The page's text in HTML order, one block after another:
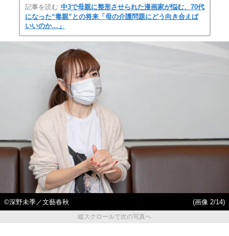
記事を読む 中3で母親に整形させられた漫画家が悩む、70代
になった“毒親”との将来「母の介護問題にどう向き合えば
いいのか…」
©深野未季／文藝春秋
(画像 2/14)
縦スクロールで次の写真へ